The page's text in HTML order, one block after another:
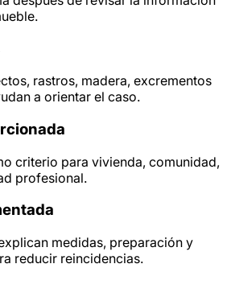
rastros, madera, excrementos
a orientar el caso.
criterio para vivienda, comunidad,
profesional.
medidas, preparación y
reducir reincidencias.